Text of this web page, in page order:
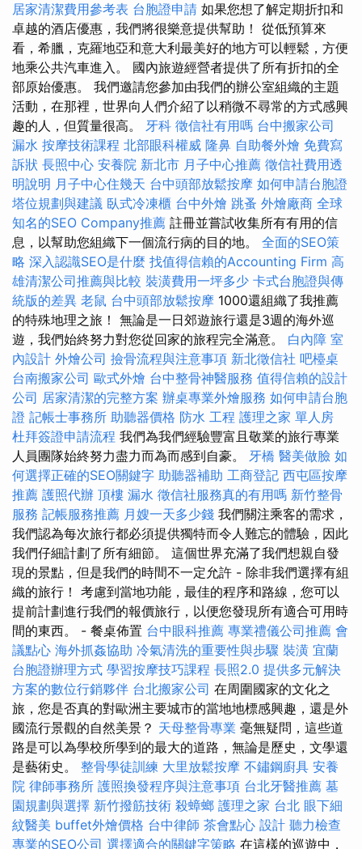
居家清潔費用參考表 台胞證申請 如果您想了解定期折扣和
卓越的酒店優惠，我們將很樂意提供幫助！ 從低預算來
看，希臘，克羅地亞和意大利最美好的地方可以輕鬆，方便
地乘公共汽車進入。 國內旅遊經營者提供了所有折扣的全
部原始優惠。 我們邀請您參加由我們的辦公室組織的主題
活動，在那裡，世界向人們介紹了以稍微不尋常的方式感興
趣的人，但質量很高。 牙科 徵信社有用嗎 台中搬家公司
漏水 按摩技術課程 北部眼科權威 隆鼻 自助餐外燴 免費寫
訴狀 長照中心 安養院 新北市 月子中心推薦 徵信社費用透
明說明 月子中心住幾天 台中頭部放鬆按摩 如何申請台胞證
塔位規劃與建議 臥式冷凍櫃 台中外燴 跳蚤 外燴廠商 全球
知名的SEO Company推薦 註冊並嘗試收集所有有用的信
息，以幫助您組織下一個流行病的目的地。 全面的SEO策
略 深入認識SEO是什麼 找值得信賴的Accounting Firm 高
雄清潔公司推薦與比較 裝潢費用一坪多少 卡式台胞證與傳
統版的差異 老鼠 台中頭部放鬆按摩 1000還組織了我推薦
的特殊地理之旅！ 無論是一日郊遊旅行還是3週的海外巡
遊，我們始終努力對您從回家的旅程完全滿意。 白內障 室
內設計 外燴公司 撿骨流程與注意事項 新北徵信社 吧檯桌
台南搬家公司 歐式外燴 台中整骨神醫服務 值得信賴的設計
公司 居家清潔的完整方案 辦桌專業外燴服務 如何申請台胞
證 記帳士事務所 助聽器價格 防水 工程 護理之家 單人房
杜拜簽證申請流程 我們為我們經驗豐富且敬業的旅行專業
人員團隊始終努力盡力而為而感到自豪。 牙橋 醫美做臉 如
何選擇正確的SEO關鍵字 助聽器補助 工商登記 西屯區按摩
推薦 護照代辦 頂樓 漏水 徵信社服務真的有用嗎 新竹整骨
服務 記帳服務推薦 月嫂一天多少錢 我們關注乘客的需求，
我們認為每次旅行都必須提供獨特而令人難忘的體驗，因此
我們仔細計劃了所有細節。 這個世界充滿了我們想親自發
現的景點，但是我們的時間不一定允許 - 除非我們選擇有組
織的旅行！ 考慮到當地功能，最佳的程序和路線，您可以
提前計劃進行我們的報價旅行，以便您發現所有適合可用時
間的東西。 - 餐桌佈置 台中眼科推薦 專業禮儀公司推薦 會
議點心 海外抓姦協助 冷氣清洗的重要性與步驟 裝潢 宜蘭
台胞證辦理方式 學習按摩技巧課程 長照2.0 提供多元解決
方案的數位行銷夥伴 台北搬家公司 在周圍國家的文化之
旅，您是否真的對歐洲主要城市的當地地標感興趣，還是外
國流行景觀的自然美景？ 天母整骨專業 毫無疑問，這些道
路是可以為學校所學到的最大的道路，無論是歷史，文學還
是藝術史。 整骨學徒訓練 大里放鬆按摩 不鏽鋼廚具 安養
院 律師事務所 護照換發程序與注意事項 台北牙醫推薦 墓
園規劃與選擇 新竹撥筋技術 殺蟑螂 護理之家 台北 眼下細
紋醫美 buffet外燴價格 台中律師 茶會點心 設計 聽力檢查
專業的SEO公司 選擇適合的關鍵字策略 在這樣的巡遊中，